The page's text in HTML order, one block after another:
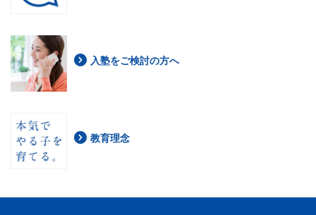
入塾をご検討の方へ
教育理念